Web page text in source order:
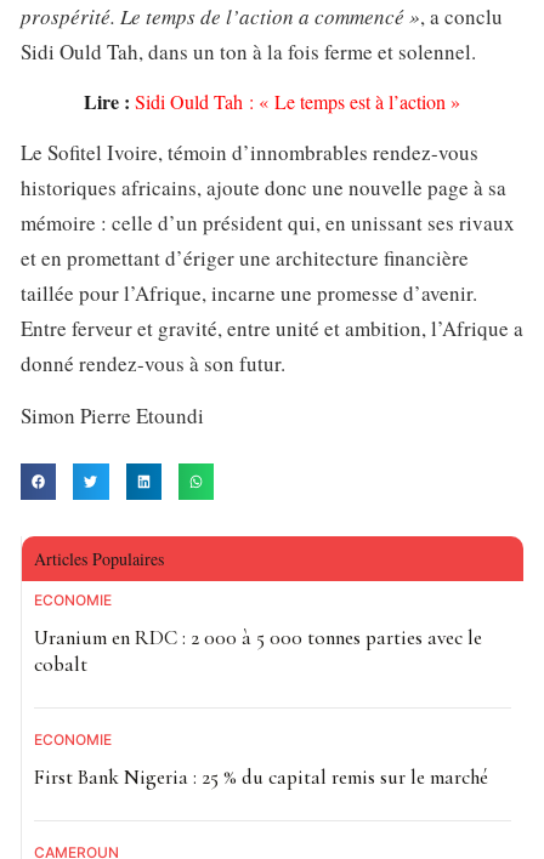
prospérité. Le temps de l’action a commencé », a conclu
Sidi Ould Tah, dans un ton à la fois ferme et solennel.
Lire : Sidi Ould Tah : « Le temps est à l’action »
Le Sofitel Ivoire, témoin d’innombrables rendez-vous
historiques africains, ajoute donc une nouvelle page à sa
mémoire : celle d’un président qui, en unissant ses rivaux
et en promettant d’ériger une architecture financière
taillée pour l’Afrique, incarne une promesse d’avenir.
Entre ferveur et gravité, entre unité et ambition, l’Afrique a
donné rendez-vous à son futur.
Simon Pierre Etoundi
Articles Populaires
ECONOMIE
Uranium en RDC : 2 000 à 5 000 tonnes parties avec le
cobalt
ECONOMIE
First Bank Nigeria : 25 % du capital remis sur le marché
CAMEROUN